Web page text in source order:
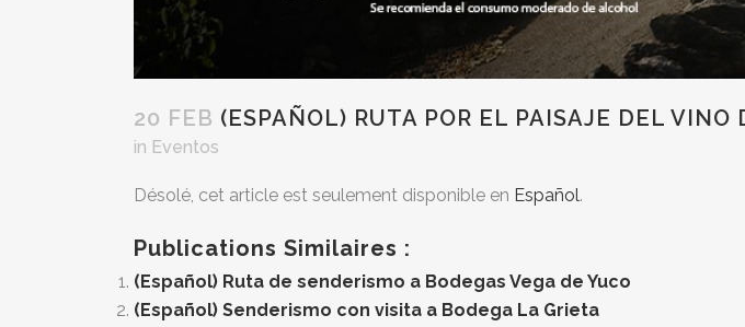
20 FEB (ESPAÑOL) RUTA POR EL PAISAJE DEL
in Eventos
Désolé, cet article est seulement disponible en Español.
Publications Similaires :
(Español) Ruta de senderismo a Bodegas Vega de Yuco
(Español) Senderismo con visita a Bodega La Grieta